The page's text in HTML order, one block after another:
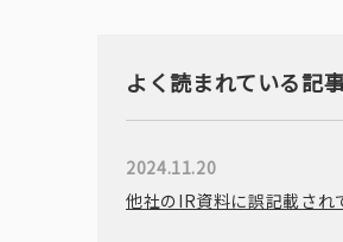
よく読まれている記
2024.11.20
他社のIR資料に誤記載され